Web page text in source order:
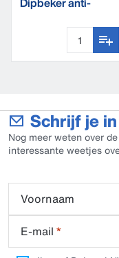
Schrijf je
Nog meer weten over
interessante weetjes
Voornaam
E-mail *